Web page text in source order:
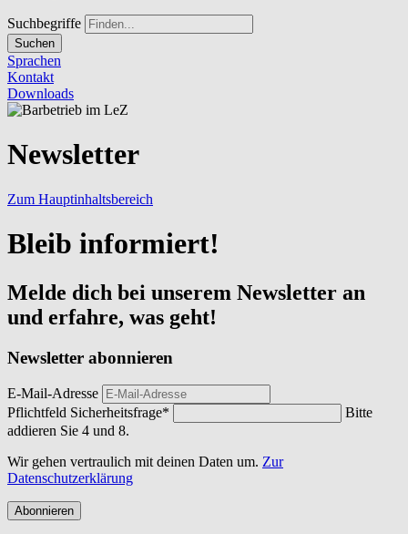
Suchbegriffe
Suchen
Sprachen
Kontakt
Downloads
Newsletter
Zum Hauptinhaltsbereich
Bleib informiert!
Melde dich bei unserem Newsletter an
und erfahre, was geht!
Newsletter abonnieren
E-Mail-Adresse
Pflichtfeld Sicherheitsfrage*
Bitte
addieren Sie 4 und 8.
Wir gehen vertraulich mit deinen Daten um. Zur
Datenschutzerklärung
Abonnieren